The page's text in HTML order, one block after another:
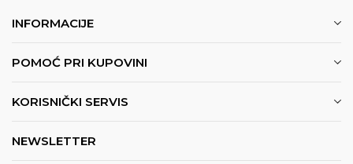
INFORMACIJE
POMOĆ PRI KUPOVINI
KORISNIČKI SERVIS
NEWSLETTER